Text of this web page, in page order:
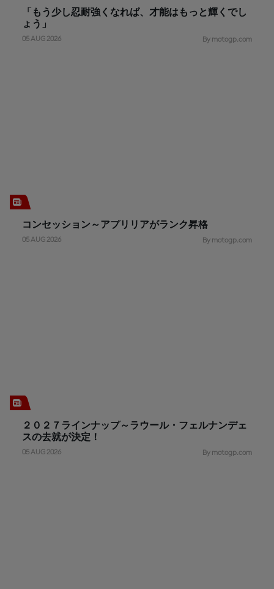
「もう少し忍耐強くなれば、才能はもっと輝くでし
ょう」
05 AUG 2026 By motogp.com
コンセッション～アプリリアがランク昇格
05 AUG 2026 By motogp.com
２０２７ラインナップ～ラウール・フェルナンデェ
スの去就が決定！
05 AUG 2026 By motogp.com